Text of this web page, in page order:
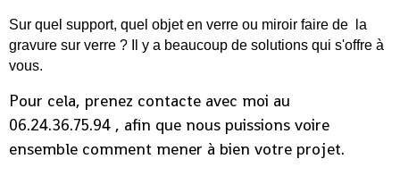
Sur quel support, quel objet en verre ou miroir faire de la
gravure sur verre ? Il y a beaucoup de solutions qui s'offre à
vous.
Pour cela, prenez contacte avec moi au
06.24.36.75.94 , afin que nous puissions voire
ensemble comment mener à bien votre projet.